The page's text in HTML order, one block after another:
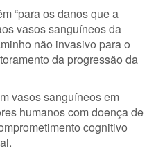
“para os danos que a
vasos sanguíneos da
não invasivo para o
da progressão da
vasos sanguíneos em
humanos com doença de
cognitivo